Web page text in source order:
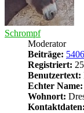
Schrompf
Moderator
Beiträge: 5406
Registriert:
Benutzertext:
Echter Name:
Wohnort:
Kontaktdaten: